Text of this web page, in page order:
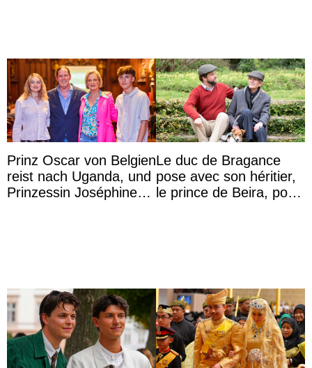
Prinz Oscar von Belgien
reist nach Uganda, und
Prinzessin Joséphine
Le duc de Bragance
pose avec son héritier,
le prince de Beira, pour